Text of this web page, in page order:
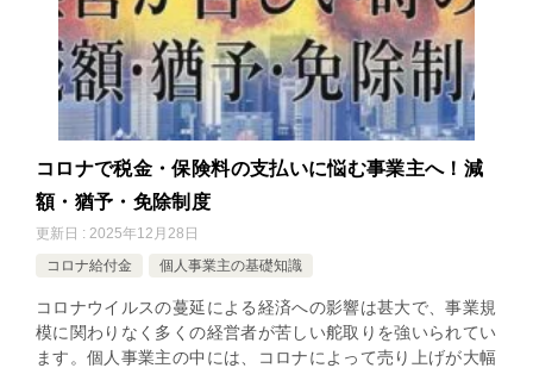
コロナで税金・保険料の支払いに悩む事業主へ！減
額・猶予・免除制度
更新日 : 2025年12月28日
コロナ給付金
個人事業主の基礎知識
コロナウイルスの蔓延による経済への影響は甚大で、事業規
模に関わりなく多くの経営者が苦しい舵取りを強いられてい
ます。個人事業主の中には、コロナによって売り上げが大幅